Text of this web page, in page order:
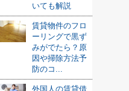
いても解説
賃貸物件のフロ
ーリングで黒ず
みがでたら？原
因や掃除方法予
防のコ...
外国人の賃貸借